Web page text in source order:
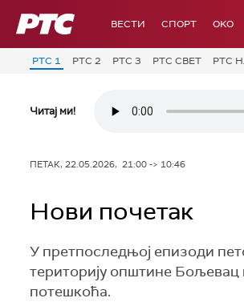
РТС ВЕСТИ СПОРТ OKO
РТС 1 РТС 2 РТС 3 РТС СВЕТ РТС
Читај ми!
ПЕТАК, 22.05.2026, 21:00 -> 10:46
Нови почетак
У претпоследњој епизоди
територију општине Бољевац
потешкоћа.